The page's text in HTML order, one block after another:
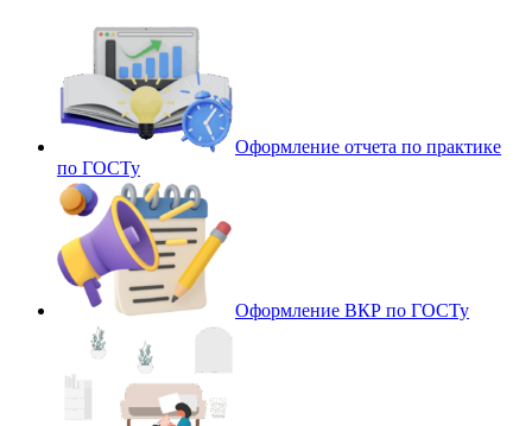
Оформление отчета по практике
по ГОСТу
Оформление ВКР по ГОСТу